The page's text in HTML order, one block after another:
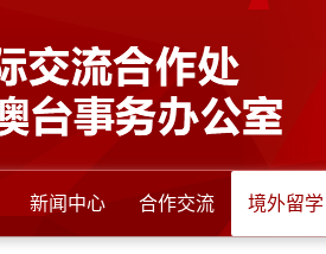
新闻中心 合作交流 境外留学